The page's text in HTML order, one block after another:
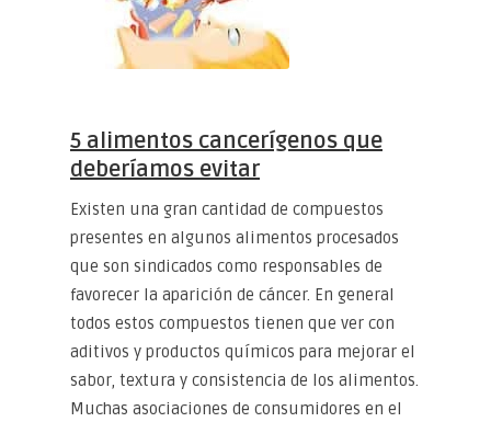
5 alimentos cancerígenos que
deberíamos evitar
Existen una gran cantidad de compuestos
presentes en algunos alimentos procesados
que son sindicados como responsables de
favorecer la aparición de cáncer. En general
todos estos compuestos tienen que ver con
aditivos y productos químicos para mejorar el
sabor, textura y consistencia de los alimentos.
Muchas asociaciones de consumidores en el